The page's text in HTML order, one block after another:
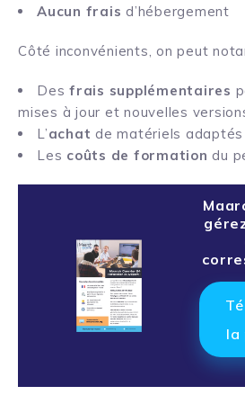
Aucun frais d’hébergement
Côté inconvénients, on peut
Des frais supplémentaires
mises à jour et nouvelles
L’achat de matériels adaptés
Les coûts de formation du
la